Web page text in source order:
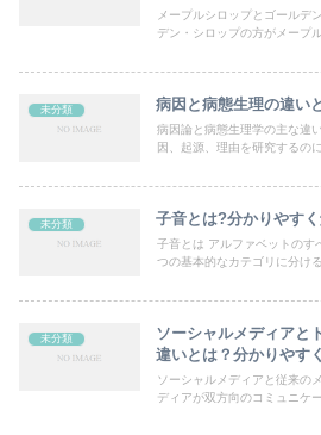
メープルシロップとゴールデ
デン・シロップの方がメープ
未分類 病因と病態生理の違い
病因論と病態生理学の主な違
因、起源、理由を研究するの
未分類 子音とは?分かりやすく
子音とは アルファベットのす
つの基本的なカテゴリに分ける
未分類
ソーシャルメディアと
違いとは？分かりやす
ソーシャルメディアと従来の
ディアが双方向のコミュニケ